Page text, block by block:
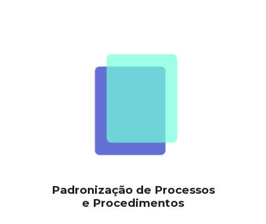
Padronização de Processos
e Procedimentos